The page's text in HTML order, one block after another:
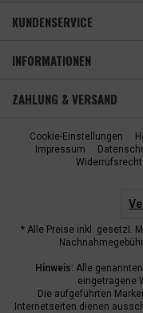
KUNDENSERVICE
INFORMATIONEN
ZAHLUNG & VERSAND
Cookie-Einstellungen
Impressum
Widerrufsrecht
* Alle Preise inkl. gesetzl.
Hinweis: Alle
eingetragene
Die aufgeführten
Internetseiten dienen